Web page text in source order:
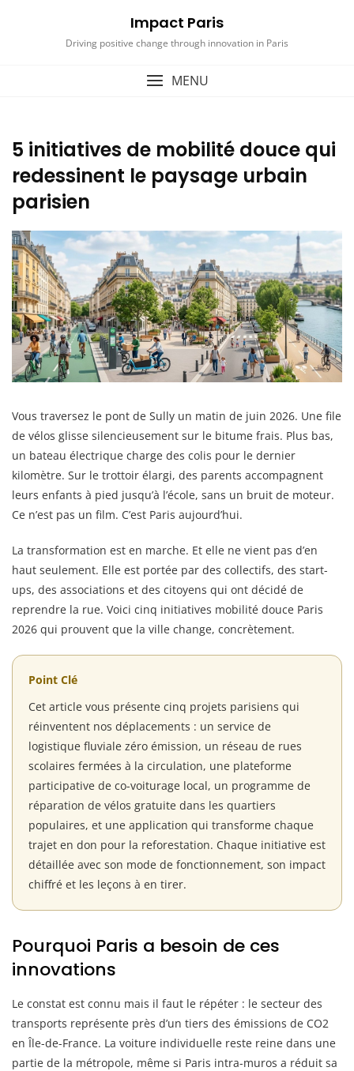
Impact Paris
Driving positive change through innovation in Paris
MENU
5 initiatives de mobilité douce qui
redessinent le paysage urbain
parisien
Vous traversez le pont de Sully un matin de juin 2026. Une file
de vélos glisse silencieusement sur le bitume frais. Plus bas,
un bateau électrique charge des colis pour le dernier
kilomètre. Sur le trottoir élargi, des parents accompagnent
leurs enfants à pied jusqu’à l’école, sans un bruit de moteur.
Ce n’est pas un film. C’est Paris aujourd’hui.
La transformation est en marche. Et elle ne vient pas d’en
haut seulement. Elle est portée par des collectifs, des start-
ups, des associations et des citoyens qui ont décidé de
reprendre la rue. Voici cinq initiatives mobilité douce Paris
2026 qui prouvent que la ville change, concrètement.
Point Clé
Cet article vous présente cinq projets parisiens qui
réinventent nos déplacements : un service de
logistique fluviale zéro émission, un réseau de rues
scolaires fermées à la circulation, une plateforme
participative de co-voiturage local, un programme de
réparation de vélos gratuite dans les quartiers
populaires, et une application qui transforme chaque
trajet en don pour la reforestation. Chaque initiative est
détaillée avec son mode de fonctionnement, son impact
chiffré et les leçons à en tirer.
Pourquoi Paris a besoin de ces
innovations
Le constat est connu mais il faut le répéter : le secteur des
transports représente près d’un tiers des émissions de CO2
en Île-de-France. La voiture individuelle reste reine dans une
partie de la métropole, même si Paris intra-muros a réduit sa